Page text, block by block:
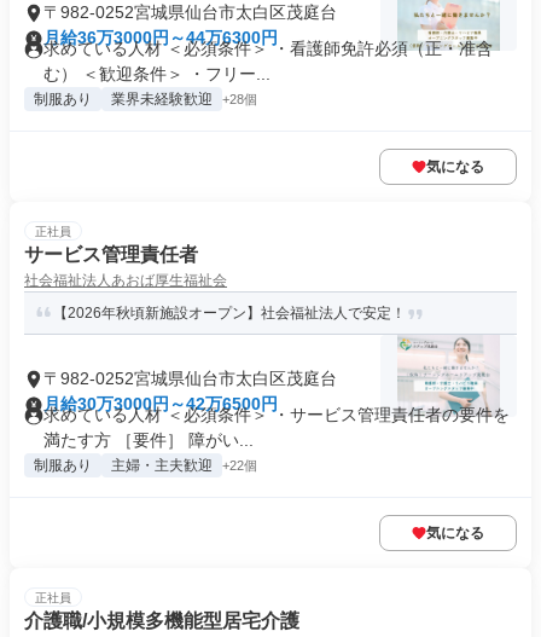
〒982-0252宮城県仙台市太白区茂庭台
月給36万3000円～44万6300円
求めている人材 ＜必須条件＞ ・看護師免許必須（正・准含
む） ＜歓迎条件＞ ・フリー...
制服あり 業界未経験歓迎 +28個
気になる
正社員
サービス管理責任者
社会福祉法人あおば厚生福祉会
【2026年秋頃新施設オープン】社会福祉法人で安定！
〒982-0252宮城県仙台市太白区茂庭台
月給30万3000円～42万6500円
求めている人材 ＜必須条件＞ ・サービス管理責任者の要件を
満たす方 ［要件］ 障がい...
制服あり 主婦・主夫歓迎 +22個
気になる
正社員
介護職/小規模多機能型居宅介護